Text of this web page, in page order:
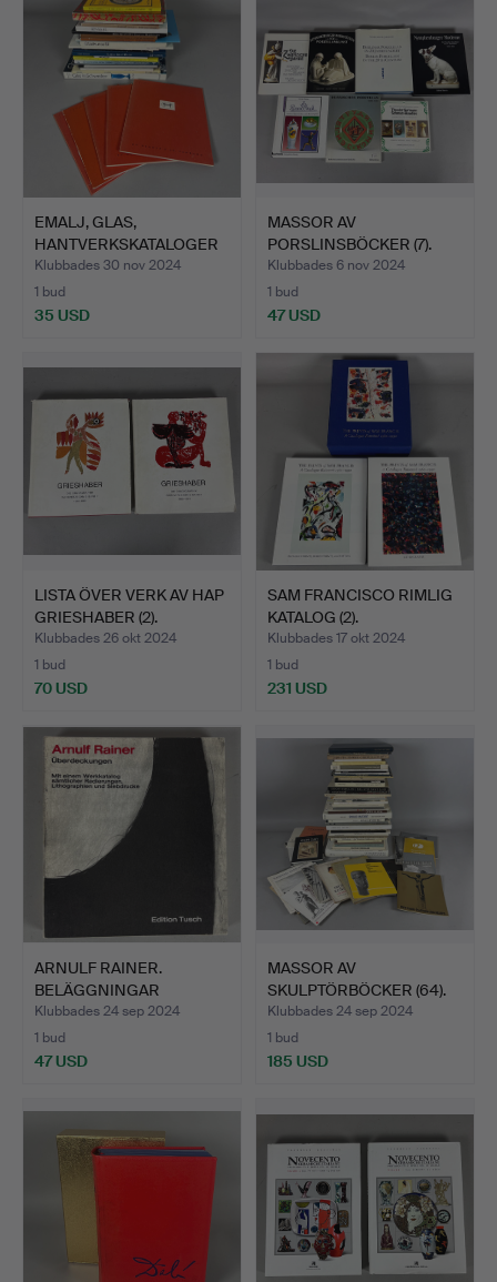
EMALJ, GLAS,
HANTVERKSKATALOGER
(29).
Klubbades 30 nov 2024
1 bud
35 USD
MASSOR AV
PORSLINSBÖCKER (7).
Klubbades 6 nov 2024
1 bud
47 USD
LISTA ÖVER VERK AV HAP
GRIESHABER (2).
Klubbades 26 okt 2024
1 bud
70 USD
SAM FRANCISCO RIMLIG
KATALOG (2).
Klubbades 17 okt 2024
1 bud
231 USD
ARNULF RAINER.
BELÄGGNINGAR
ARBETSKATALOG.
Klubbades 24 sep 2024
1 bud
47 USD
MASSOR AV
SKULPTÖRBÖCKER (64).
Klubbades 24 sep 2024
1 bud
185 USD